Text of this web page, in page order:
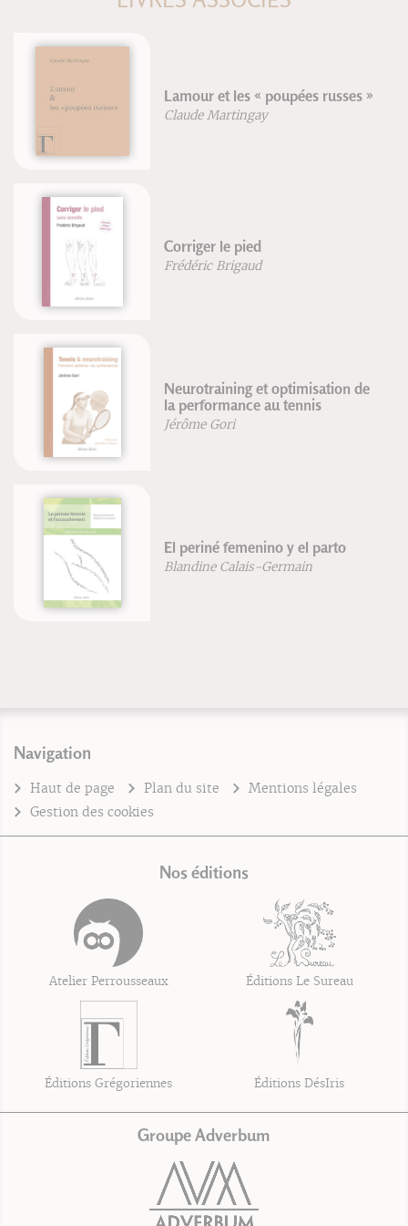
Lamour et les « poupées russes »
Claude Martingay
Corriger le pied
Frédéric Brigaud
Neurotraining et optimisation de
la performance au tennis
Jérôme Gori
El periné femenino y el parto
Blandine Calais-Germain
Navigation
Haut de page Plan du site
Mentions légales
Gestion des cookies
Nos éditions
Atelier Perrousseaux Éditions Le Sureau
Éditions Grégoriennes Éditions DésIris
Groupe Adverbum